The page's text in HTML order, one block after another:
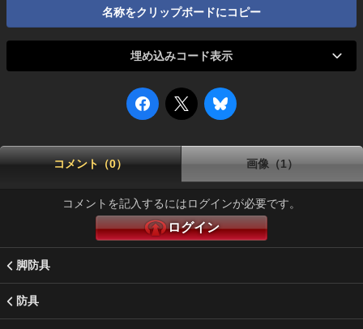
名称をクリップボードにコピー
埋め込みコード表示
コメント（0） 画像（1）
コメントを記入するにはログインが必要です。
ログイン
脚防具
防具